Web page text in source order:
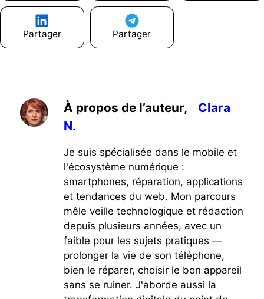
Partager Partager
À propos de l’auteur,
Clara
N.
Je suis spécialisée dans le mobile et
l'écosystème numérique :
smartphones, réparation, applications
et tendances du web. Mon parcours
mêle veille technologique et rédaction
depuis plusieurs années, avec un
faible pour les sujets pratiques —
prolonger la vie de son téléphone,
bien le réparer, choisir le bon appareil
sans se ruiner. J'aborde aussi la